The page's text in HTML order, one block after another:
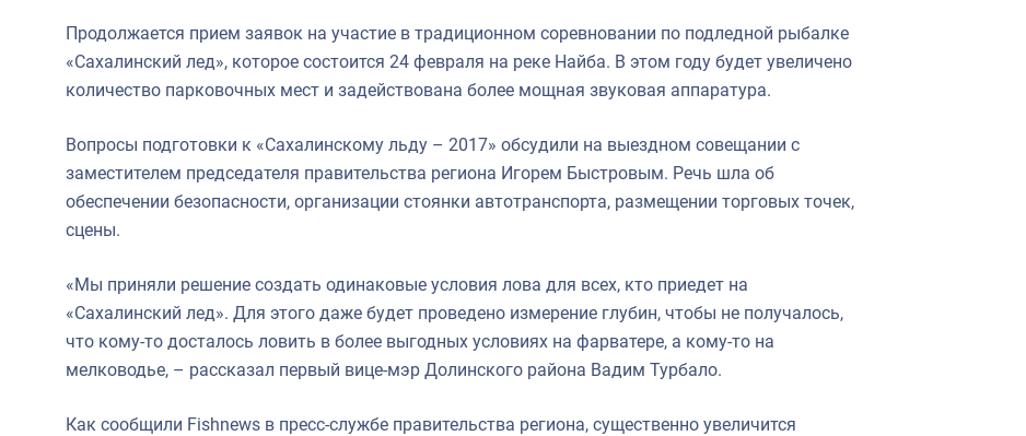
духовно-нравственных
в России и мире
Продолжается прием заявок на участие в традиционном соревновании по подледной рыбалке
«Сахалинский лед», которое состоится 24 февраля на реке Найба. В этом году будет увеличено
количество парковочных мест и задействована более мощная звуковая аппаратура.
Вопросы подготовки к «Сахалинскому льду – 2017» обсудили на выездном совещании с
заместителем председателя правительства региона Игорем Быстровым. Речь шла об
обеспечении безопасности, организации стоянки автотранспорта, размещении торговых точек,
сцены.
«Мы приняли решение создать одинаковые условия лова для всех, кто приедет на
«Сахалинский лед». Для этого даже будет проведено измерение глубин, чтобы не получалось,
что кому-то досталось ловить в более выгодных условиях на фарватере, а кому-то на
мелководье, – рассказал первый вице-мэр Долинского района Вадим Турбало.
Как сообщили Fishnews в пресс-службе правительства региона, существенно увеличится